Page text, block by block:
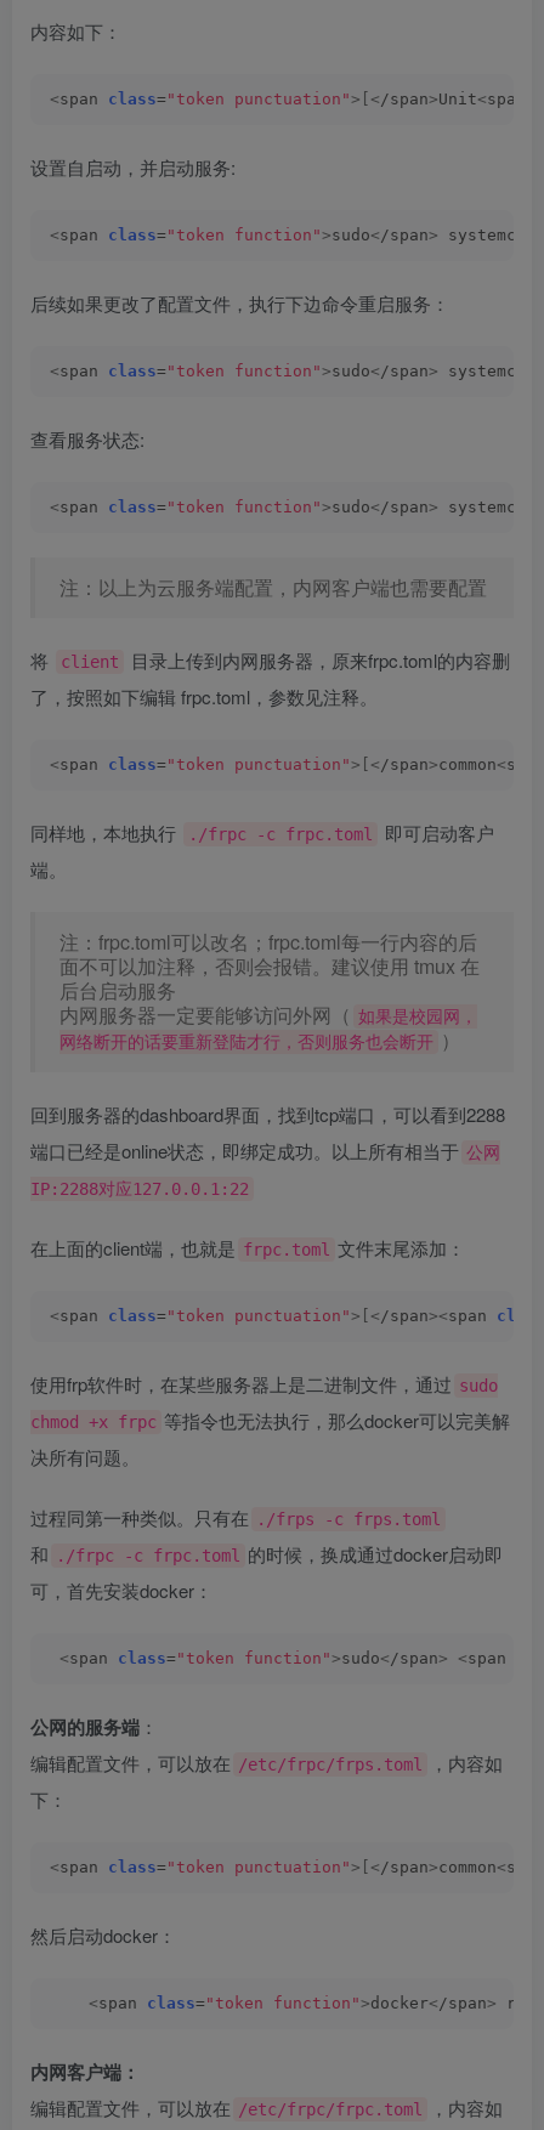
内容如下：
<span class= "token punctuation">[< /span>Unit<span
设置自启动，并启动服务:
<span class= "token function">sudo< /span> systemctl
后续如果更改了配置文件，执行下边命令重启服务：
<span class= "token function">sudo< /span> systemctl
查看服务状态:
<span class= "token function">sudo< /span>
注：以上为云服务端配置，内网客户端也需要配置
将 client
目录上传到内网服务器，原来frpc.toml的内容删
了，按照如下编辑 frpc.toml，参数见注释。
<span class= "token punctuation">[< /span>common<
同样地，本地执行 ./frpc -c frpc.toml
即可启动客户
端。
注：frpc.toml可以改名；frpc.toml每一行内容的后
面不可以加注释，否则会报错。建议使用 tmux 在
后台启动服务
内网服务器一定要能够访问外网（ 如果是校园网，
网络断开的话要重新登陆才行，否则服务也会断开 ）
回到服务器的dashboard界面，找到tcp端口，可以看到2288
端口已经是online状态，即绑定成功。以上所有相当于 公网
IP:2288对应127.0.0.1:22
在上面的client端，也就是 frpc.toml 文件末尾添加：
<span class= "token punctuation">[< /span><span class
使用frp软件时，在某些服务器上是二进制文件，通过 sudo
chmod +x frpc 等指令也无法执行，那么docker可以完美解
决所有问题。
过程同第一种类似。只有在 ./frps -c frps.toml
和 ./frpc -c frpc.toml 的时候，换成通过docker启动即
可，首先安装docker：
<span class= "token function">sudo< /span> <span
公网的服务端 ：
编辑配置文件，可以放在 /etc/frpc/frps.toml
，内容如
下：
<span class= "token punctuation">[< /span>common<
然后启动docker：
<span class= "token function">docker< /span> run
内网客户端：
编辑配置文件，可以放在 /etc/frpc/frpc.toml
，内容如